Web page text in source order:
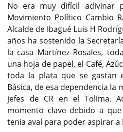
No era muy difícil adivinar
Movimiento Político Cambio
Alcalde de Ibagué Luis H
años ha sostenido la
la casa Martínez Rosales,
una hoja de papel, el Café,
toda la plata que se gastan
Básica, de esa dependencia la
jefes de CR en el Tolima.
momento clave debido a
tenia aval para poder aspirar a